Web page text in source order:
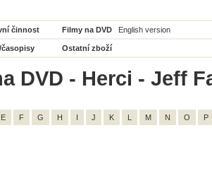
činnost Filmy na DVD English version
Ostatní zboží
DVD - Herci - Jeff
E F G H I J K L M N O P